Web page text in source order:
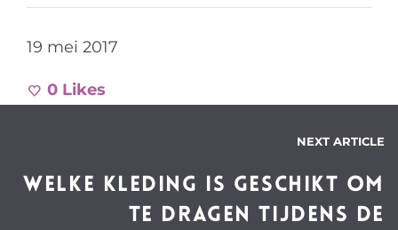
19 mei 2017
0 Likes
NEXT ARTICLE
Welke kleding is geschikt om
te dragen tijdens de